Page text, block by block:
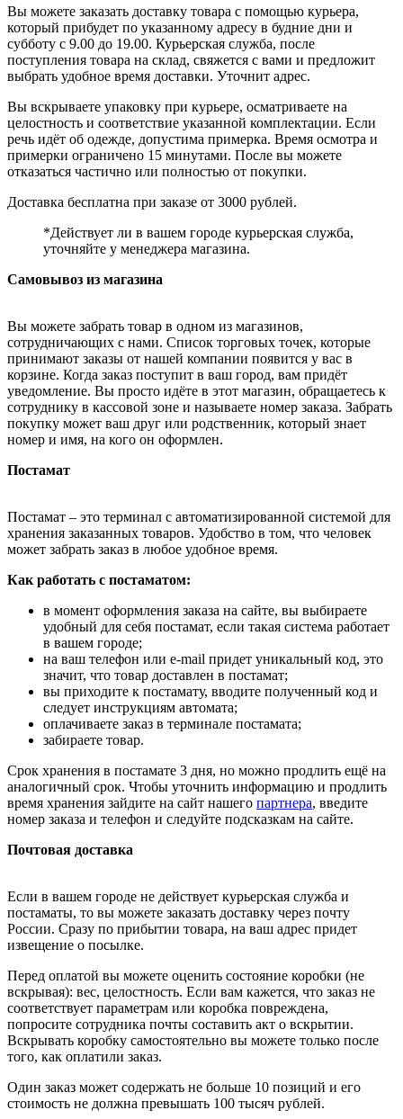
Вы можете заказать доставку товара с помощью курьера,
который прибудет по указанному адресу в будние дни и
субботу с 9.00 до 19.00. Курьерская служба, после
поступления товара на склад, свяжется с вами и предложит
выбрать удобное время доставки. Уточнит адрес.
Вы вскрываете упаковку при курьере, осматриваете на
целостность и соответствие указанной комплектации. Если
речь идёт об одежде, допустима примерка. Время осмотра и
примерки ограничено 15 минутами. После вы можете
отказаться частично или полностью от покупки.
Доставка бесплатна при заказе от 3000 рублей.
*Действует ли в вашем городе курьерская служба,
уточняйте у менеджера магазина.
Самовывоз из магазина
Вы можете забрать товар в одном из магазинов,
сотрудничающих с нами. Список торговых точек, которые
принимают заказы от нашей компании появится у вас в
корзине. Когда заказ поступит в ваш город, вам придёт
уведомление. Вы просто идёте в этот магазин, обращаетесь к
сотруднику в кассовой зоне и называете номер заказа. Забрать
покупку может ваш друг или родственник, который знает
номер и имя, на кого он оформлен.
Постамат
Постамат – это терминал с автоматизированной системой для
хранения заказанных товаров. Удобство в том, что человек
может забрать заказ в любое удобное время.
Как работать с постаматом:
в момент оформления заказа на сайте, вы выбираете
удобный для себя постамат, если такая система работает
в вашем городе;
на ваш телефон или e-mail придет уникальный код, это
значит, что товар доставлен в постамат;
вы приходите к постамату, вводите полученный код и
следует инструкциям автомата;
оплачиваете заказ в терминале постамата;
забираете товар.
Срок хранения в постамате 3 дня, но можно продлить ещё на
аналогичный срок. Чтобы уточнить информацию и продлить
время хранения зайдите на сайт нашего партнера, введите
номер заказа и телефон и следуйте подсказкам на сайте.
Почтовая доставка
Если в вашем городе не действует курьерская служба и
постаматы, то вы можете заказать доставку через почту
России. Сразу по прибытии товара, на ваш адрес придет
извещение о посылке.
Перед оплатой вы можете оценить состояние коробки (не
вскрывая): вес, целостность. Если вам кажется, что заказ не
соответствует параметрам или коробка повреждена,
попросите сотрудника почты составить акт о вскрытии.
Вскрывать коробку самостоятельно вы можете только после
того, как оплатили заказ.
Один заказ может содержать не больше 10 позиций и его
стоимость не должна превышать 100 тысяч рублей.